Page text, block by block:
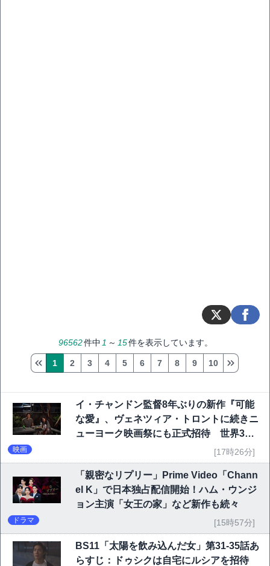
96562件中 1 ～ 15件を表示しています。
1 2 3 4 5 6 7 8 9 10
イ・チャンドン監督8年ぶりの新作『可能
な愛』、ヴェネツィア・トロントに続きニ
ューヨーク映画祭にも正式招待 世界3大
映画 [17時26分]
「親密なリプリー」Prime Video「Chann
el K」で日本独占配信開始！ハム・ウンジ
ョン主演「女王の家」など新作も続々
ドラマ [15時57分]
BS11「太陽を飲み込んだ女」第31-35話あ
らすじ：ドゥシクは自宅にルシアを招待